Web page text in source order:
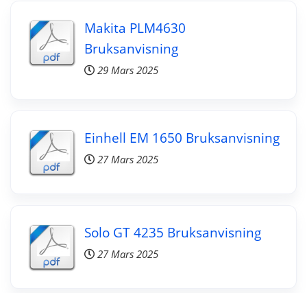
Makita PLM4630
Bruksanvisning
29 Mars 2025
Einhell EM 1650 Bruksanvisning
27 Mars 2025
Solo GT 4235 Bruksanvisning
27 Mars 2025